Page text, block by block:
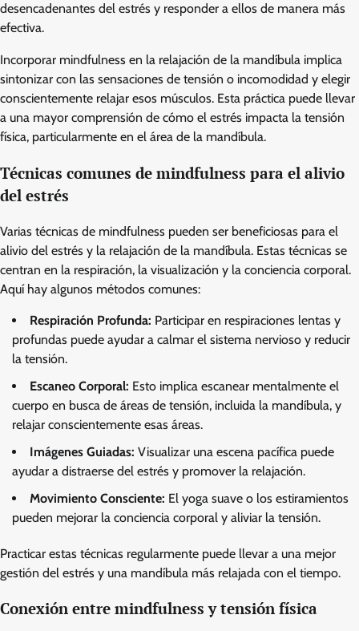
desencadenantes del estrés y responder a ellos de manera más
efectiva.
Incorporar mindfulness en la relajación de la mandíbula implica
sintonizar con las sensaciones de tensión o incomodidad y elegir
conscientemente relajar esos músculos. Esta práctica puede llevar
a una mayor comprensión de cómo el estrés impacta la tensión
física, particularmente en el área de la mandíbula.
Técnicas comunes de mindfulness para el alivio
del estrés
Varias técnicas de mindfulness pueden ser beneficiosas para el
alivio del estrés y la relajación de la mandíbula. Estas técnicas se
centran en la respiración, la visualización y la conciencia corporal.
Aquí hay algunos métodos comunes:
Respiración Profunda: Participar en respiraciones lentas y
profundas puede ayudar a calmar el sistema nervioso y reducir
la tensión.
Escaneo Corporal: Esto implica escanear mentalmente el
cuerpo en busca de áreas de tensión, incluida la mandíbula, y
relajar conscientemente esas áreas.
Imágenes Guiadas: Visualizar una escena pacífica puede
ayudar a distraerse del estrés y promover la relajación.
Movimiento Consciente: El yoga suave o los estiramientos
pueden mejorar la conciencia corporal y aliviar la tensión.
Practicar estas técnicas regularmente puede llevar a una mejor
gestión del estrés y una mandíbula más relajada con el tiempo.
Conexión entre mindfulness y tensión física